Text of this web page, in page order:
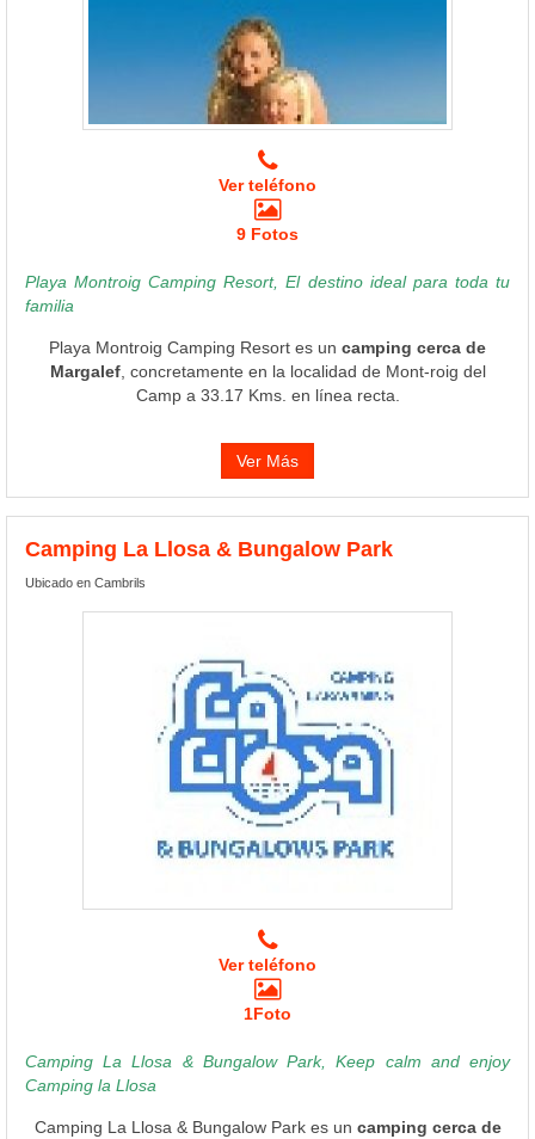
Ver teléfono
9 Fotos
Playa Montroig Camping Resort, El destino ideal para toda tu
familia
Playa Montroig Camping Resort es un camping cerca de
Margalef, concretamente en la localidad de Mont-roig del
Camp a 33.17 Kms. en línea recta.
Ver Más
Camping La Llosa & Bungalow Park
Ubicado en Cambrils
Ver teléfono
1Foto
Camping La Llosa & Bungalow Park, Keep calm and enjoy
Camping la Llosa
Camping La Llosa & Bungalow Park es un camping cerca de